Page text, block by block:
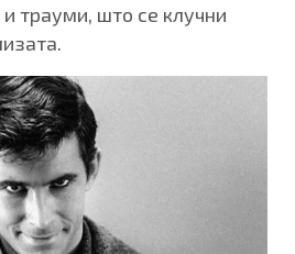
трауми, што се клучни